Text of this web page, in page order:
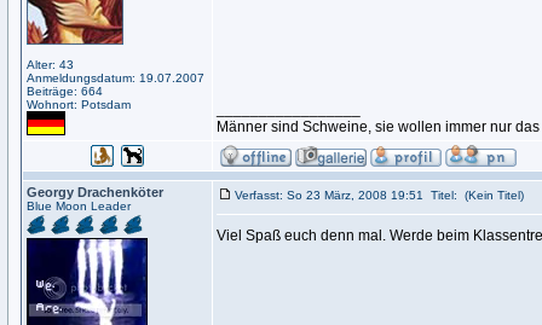
Alter: 43
Anmeldungsdatum: 19.07.2007
Beiträge: 664
Wohnort: Potsdam
Männer sind Schweine, sie wollen immer nur
Georgy Drachenköter
Blue Moon Leader
Verfasst: So 23 März, 2008 19:51 Titel: (Kein Titel)
Viel Spaß euch denn mal. Werde beim